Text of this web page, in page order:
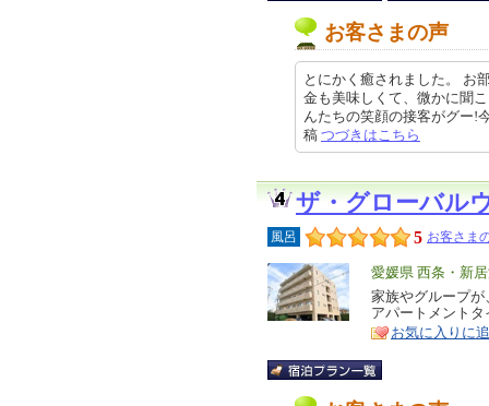
お客さまの声
とにかく癒されました。 お
金も美味しくて、微かに聞
んたちの笑顔の接客がグー
稿 つづきはこちら
ザ・グローバル
風呂 5 お客さま
エ
リ
ア
愛媛県 西条・新
特
徴
家族やグループ
アパートメント
お気に入りに